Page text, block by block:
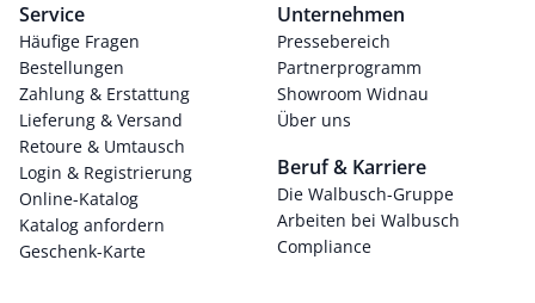
Service
Häufige Fragen
Bestellungen
Zahlung & Erstattung
Lieferung & Versand
Retoure & Umtausch
Login & Registrierung
Online-Katalog
Katalog anfordern
Geschenk-Karte
Unternehmen
Pressebereich
Partnerprogramm
Showroom Widnau
Über uns
Beruf & Karriere
Die Walbusch-Gruppe
Arbeiten bei Walbusch
Compliance